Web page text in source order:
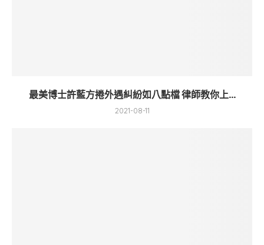
最美博士許藍方捲外遇糾紛如八點檔 律師教你上...
2021-08-11